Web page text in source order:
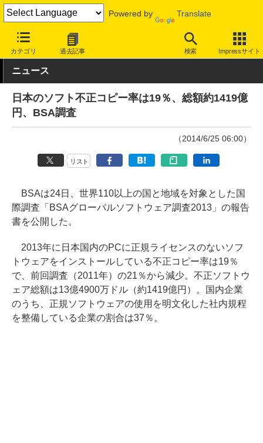
Powered by Translate
カテゴリ 過去記事 検索 Impressサイト
INTERNET Watch トピック 著作権・知財
ニュース
日本のソフト不正コピー率は19％、総額約1419億
円、BSA調査
（2014/6/25 06:00）
リスト
BSAは24日、世界110以上の国と地域を対象とした国
際調査「BSAグローバルソフトウェア調査2013」の報告
書を公開した。
2013年に日本国内のPCに正規ライセンスのないソフ
トウェアをインストールしている不正コピー率は19％
で、前回調査（2011年）の21％から減少。不正ソフトウ
ェア総額は13億4900万ドル（約1419億円）。国内企業
のうち、正規ソフトウェアの使用を明文化した社内規程
を整備している企業の割合は37％。